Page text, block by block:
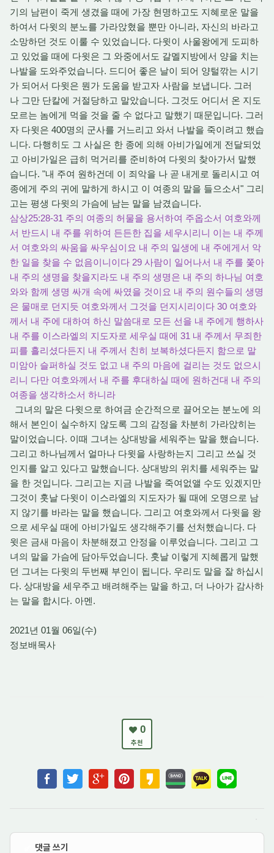
기의 남편이 죽게 생겼을 때에 가장 현명하고도 지혜로운 말을
하여서 다윗의 분노를 가라앉혔을 뿐만 아니라, 자신의 바라고
소망하던 것도 이룰 수 있었습니다. 다윗이 사울왕에게 도피하
고 있었을 때에 다윗은 그 와중에서도 갈멜지방에서 양을 치는
나발을 도와주었습니다. 드디어 좋은 날이 되어 양털깎는 시기
가 되어서 다윗은 뭔가 도움을 받고자 사람을 보냅니다. 그러
나 그만 단칼에 거절당하고 말았습니다. 그것도 어디서 온 지도
모르는 놈에게 먹을 것을 줄 수 없다고 말했기 때문입니다. 그러
자 다윗은 400명의 군사를 거느리고 와서 나발을 죽이려고 했습
니다. 다행히도 그 사실은 한 종에 의해 아비가일에게 전달되었
고 아비가일은 급히 먹거리를 준비하여 다윗의 찾아가서 말했
습니다. "내 주여 원하건데 이 죄악을 나 곧 내게로 돌리시고 여
종에게 주의 귀에 말하게 하시고 이 여종의 말을 들으소서" 그리
고는 평생 다윗의 가슴에 남는 말을 남겼습니다.
삼상25:28-31 주의 여종의 허물을 용서하여 주옵소서 여호와께
서 반드시 내 주를 위하여 든든한 집을 세우시리니 이는 내 주께
서 여호와의 싸움을 싸우심이요 내 주의 일생에 내 주에게서 악
한 일을 찾을 수 없음이니이다 29 사람이 일어나서 내 주를 쫓아
내 주의 생명을 찾을지라도 내 주의 생명은 내 주의 하나님 여호
와와 함께 생명 싸개 속에 싸였을 것이요 내 주의 원수들의 생명
은 물매로 던지듯 여호와께서 그것을 던지시리이다 30 여호와
께서 내 주에 대하여 하신 말씀대로 모든 선을 내 주에게 행하사
내 주를 이스라엘의 지도자로 세우실 때에 31 내 주께서 무죄한
피를 흘리셨다든지 내 주께서 친히 보복하셨다든지 함으로 말
미암아 슬퍼하실 것도 없고 내 주의 마음에 걸리는 것도 없으시
리니 다만 여호와께서 내 주를 후대하실 때에 원하건대 내 주의
여종을 생각하소서 하니라
그녀의 말은 다윗으로 하여금 순간적으로 끌어오는 분노에 의
해서 본인이 실수하지 않도록 그의 감정을 차분히 가라앉히는
말이었습니다. 이때 그녀는 상대방을 세워주는 말을 했습니다.
그리고 하나님께서 얼마나 다윗을 사랑하는지 그리고 쓰실 것
인지를 알고 있다고 말했습니다. 상대방의 위치를 세워주는 말
을 한 것입니다. 그리고는 지금 나발을 죽여없앨 수도 있겠지만
그것이 훗날 다윗이 이스라엘의 지도자가 될 때에 오명으로 남
지 않기를 바라는 말을 했습니다. 그리고 여호와께서 다윗을 왕
으로 세우실 때에 아비가일도 생각해주기를 선처했습니다. 다
윗은 금새 마음이 차분해졌고 안정을 이루었습니다. 그리고 그
녀의 말을 가슴에 담아두었습니다. 훗날 이렇게 지혜롭게 말했
던 그녀는 다윗의 두번째 부인이 됩니다. 우리도 말을 잘 하십시
다. 상대방을 세우주고 배려해주는 말을 하고, 더 나아가 감사하
는 말을 합시다. 아멘.
2021년 01월 06일(수)
정보배목사
0
추천
댓글 쓰기